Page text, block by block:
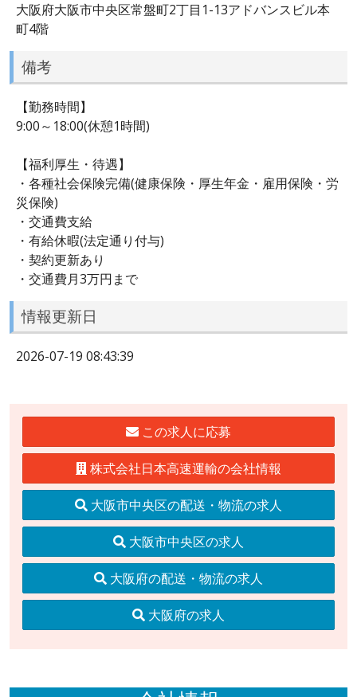
大阪府大阪市中央区常盤町2丁目1-13アドバンスビル本
町4階
備考
【勤務時間】
9:00～18:00(休憩1時間)
【福利厚生・待遇】
・各種社会保険完備(健康保険・厚生年金・雇用保険・労
災保険)
・交通費支給
・有給休暇(法定通り付与)
・契約更新あり
・交通費月3万円まで
情報更新日
2026-07-19 08:43:39
この求人に応募
株式会社日本高速運輸の会社情報
大阪市中央区の配送・物流の求人
大阪市中央区の求人
大阪府の配送・物流の求人
大阪府の求人